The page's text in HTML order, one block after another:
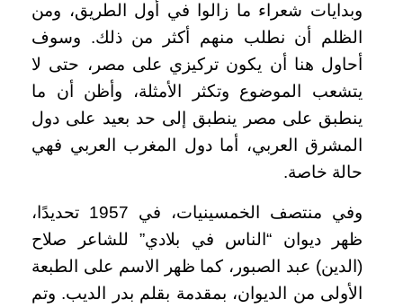
وبدايات شعراء ما زالوا في أول الطريق، ومن
الظلم أن نطلب منهم أكثر من ذلك. وسوف
أحاول هنا أن يكون تركيزي على مصر، حتى لا
يتشعب الموضوع وتكثر الأمثلة، وأظن أن ما
ينطبق على مصر ينطبق إلى حد بعيد على دول
المشرق العربي، أما دول المغرب العربي فهي
حالة خاصة.
وفي منتصف الخمسينيات، في 1957 تحديدًا،
ظهر ديوان “الناس في بلادي” للشاعر صلاح
(الدين) عبد الصبور، كما ظهر الاسم على الطبعة
الأولى من الديوان، بمقدمة بقلم بدر الديب. وتم